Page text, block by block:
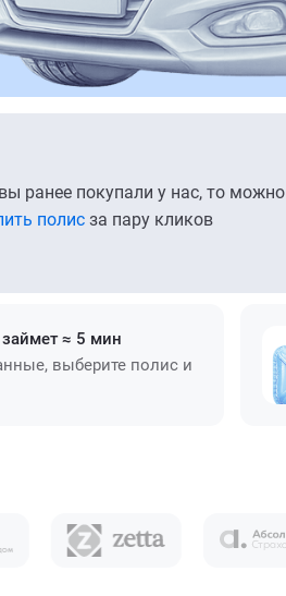
ранее покупали у нас, то можно
полис за пару кликов
≈ 5 мин
выберите полис и